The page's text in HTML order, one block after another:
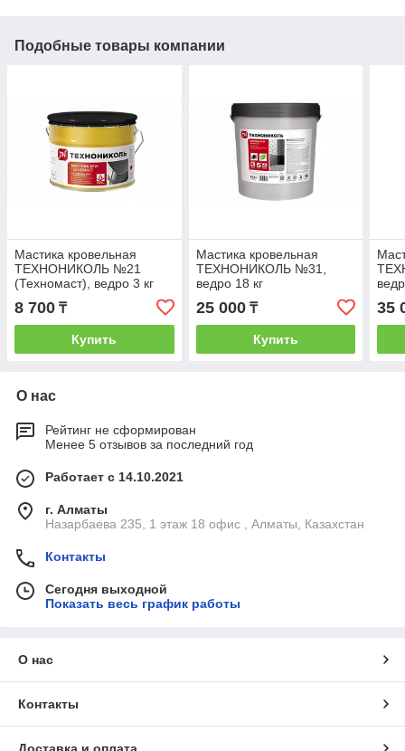
Подобные товары компании
Мастика кровельная
ТЕХНОНИКОЛЬ №21
(Техномаст), ведро 3 кг
8 700 ₸
Купить
Мастика кровельная
ТЕХНОНИКОЛЬ №31,
ведро 18 кг
25 000₸
Купить
35
О нас
Рейтинг не сформирован
Менее 5 отзывов за последний год
Работает с 14.10.2021
г. Алматы
Назарбаева 235, 1 этаж 18 офис , Алматы, Казахстан
Контакты
Сегодня выходной
Показать весь график работы
О нас
Контакты